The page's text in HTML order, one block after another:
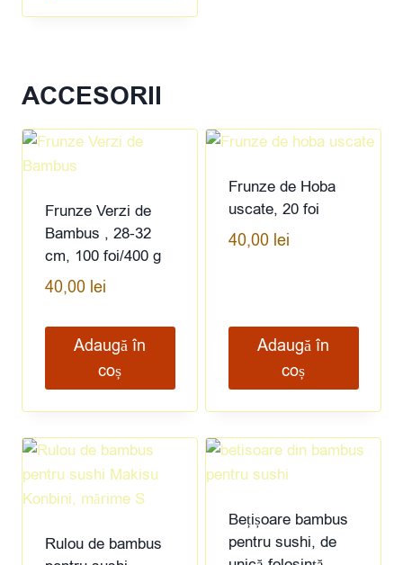
ACCESORII
Frunze Verzi de
Bambus , 28-32
cm, 100 foi/400 g
40,00 lei
Adaugă în
coș
Frunze de Hoba
uscate, 20 foi
40,00 lei
Adaugă în
coș
Rulou de bambus
Bețișoare bambus
pentru sushi, de